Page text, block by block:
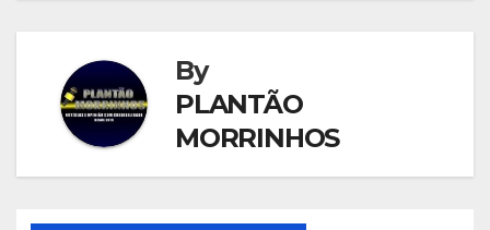
By
PLANTÃO
MORRINHOS